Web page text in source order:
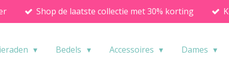
Shop de laatste collectie met 30% korting
Bedels Accessoires Dames